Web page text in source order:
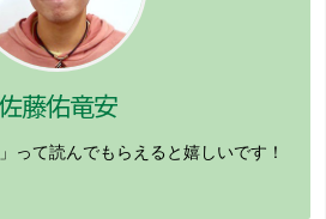
藤佑竜安
って読んでもらえると嬉しいです！